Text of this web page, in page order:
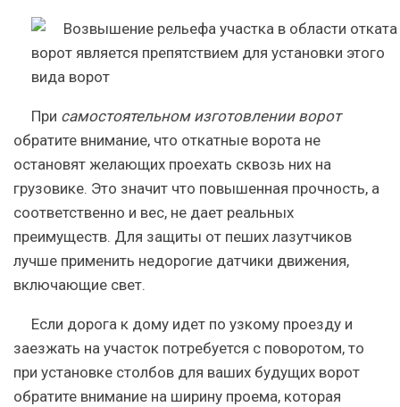
При самостоятельном изготовлении ворот
обратите внимание, что откатные ворота не
остановят желающих проехать сквозь них на
грузовике. Это значит что повышенная прочность, а
соответственно и вес, не дает реальных
преимуществ. Для защиты от пеших лазутчиков
лучше применить недорогие датчики движения,
включающие свет.
Если дорога к дому идет по узкому проезду и
заезжать на участок потребуется с поворотом, то
при установке столбов для ваших будущих ворот
обратите внимание на ширину проема, которая